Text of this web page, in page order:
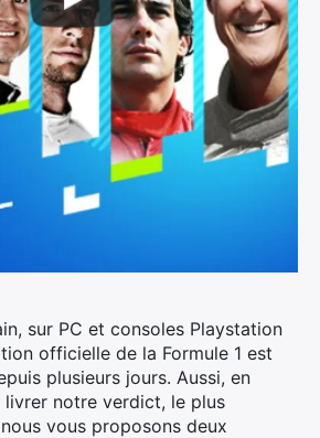
sur PC et consoles Playstation
officielle de la Formule 1 est
plusieurs jours. Aussi, en
notre verdict, le plus
vous proposons deux